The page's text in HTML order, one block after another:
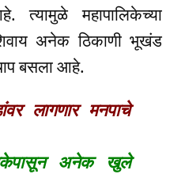
महापालिकेच्या
अनेक ठिकाणी भूखंड
बसला आहे.
लागणार मनपाचे
अनेक खुले